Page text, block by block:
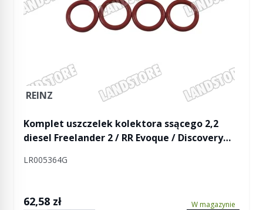
REINZ
Komplet uszczelek kolektora ssącego 2,2
diesel Freelander 2 / RR Evoque / Discovery
LR005364G
62,58 zł W magazynie